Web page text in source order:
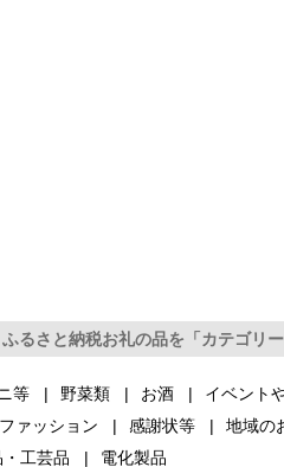
ふるさと納税お礼の品を「カテゴリ
等 野菜類 お酒 イベント
ファッション 感謝状等 地域の
・工芸品 電化製品